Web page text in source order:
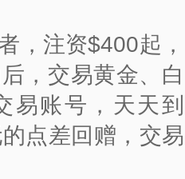
，注资$400起，
，交易黄金、白
易账号，天天到
点差回赠，交易